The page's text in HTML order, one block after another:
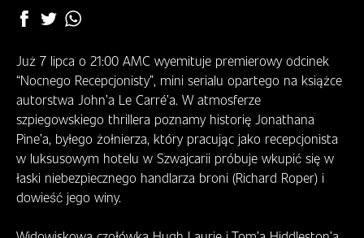
V
G
D
Z
E
O
Już 7 lipca o 21:00 AMC wyemituje premierowy odcinek
“Nocnego Recepcjonisty”, mini serialu opartego na książce
autorstwa John’a Le Carré’a. W atmosferze
szpiegowskiego thrillera poznamy historię Jonathana
Pine’a, byłego żołnierza, który pracując jako recepcjonista
w luksusowym hotelu w Szwajcarii próbuje wkupić się w
łaski niebezpiecznego handlarza broni (Richard Roper) i
dowieść jego winy.